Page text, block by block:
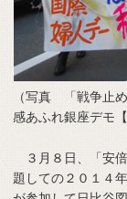
（写真 「戦争止
感あふれ銀座デモ
３月８日、「安
題しての２０１４